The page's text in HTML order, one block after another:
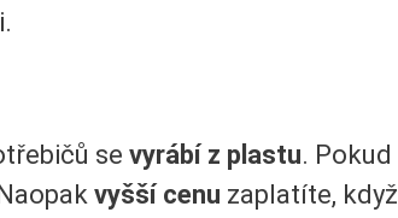
se vyrábí z plastu.
vyšší cenu zaplatíte,